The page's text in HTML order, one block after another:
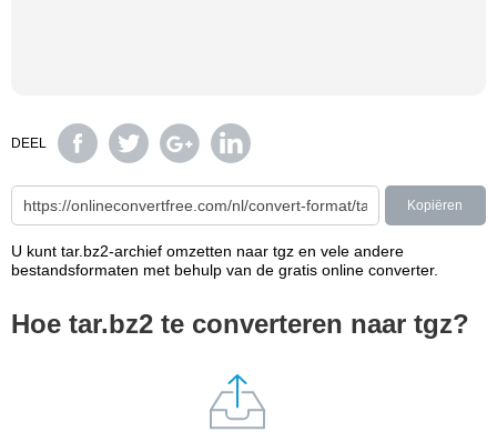
DEEL
Kopiëren
U kunt tar.bz2-archief omzetten naar tgz en vele andere
bestandsformaten met behulp van de gratis online converter.
Hoe tar.bz2 te converteren naar tgz?